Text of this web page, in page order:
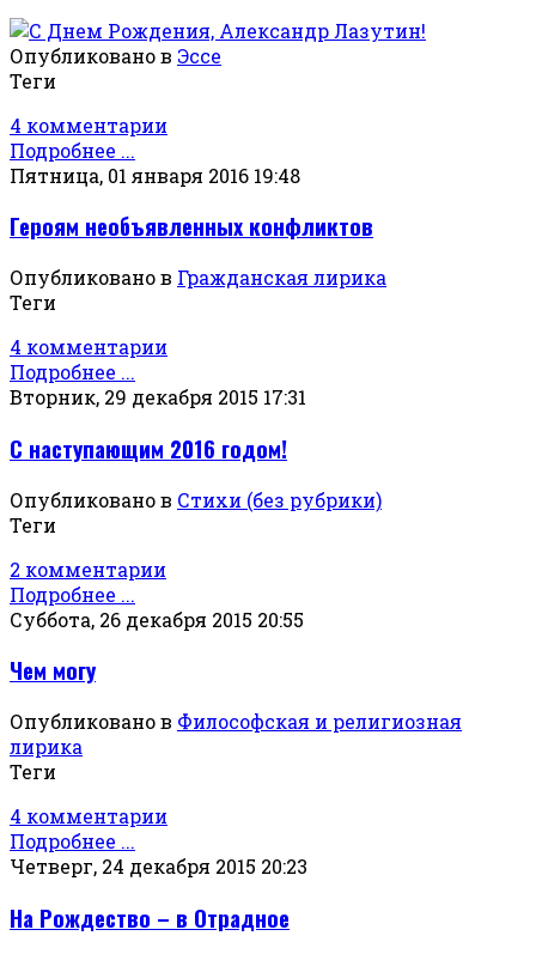
Опубликовано в Эссе
Теги
4 комментарии
Подробнее ...
Пятница, 01 января 2016 19:48
Героям необъявленных конфликтов
Опубликовано в Гражданская лирика
Теги
4 комментарии
Подробнее ...
Вторник, 29 декабря 2015 17:31
С наступающим 2016 годом!
Опубликовано в Стихи (без рубрики)
Теги
2 комментарии
Подробнее ...
Суббота, 26 декабря 2015 20:55
Чем могу
Опубликовано в Философская и религиозная
лирика
Теги
4 комментарии
Подробнее ...
Четверг, 24 декабря 2015 20:23
На Рождество – в Отрадное